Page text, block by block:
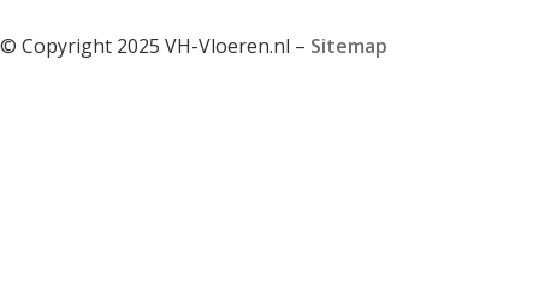
© Copyright 2025 VH-Vloeren.nl – Sitemap